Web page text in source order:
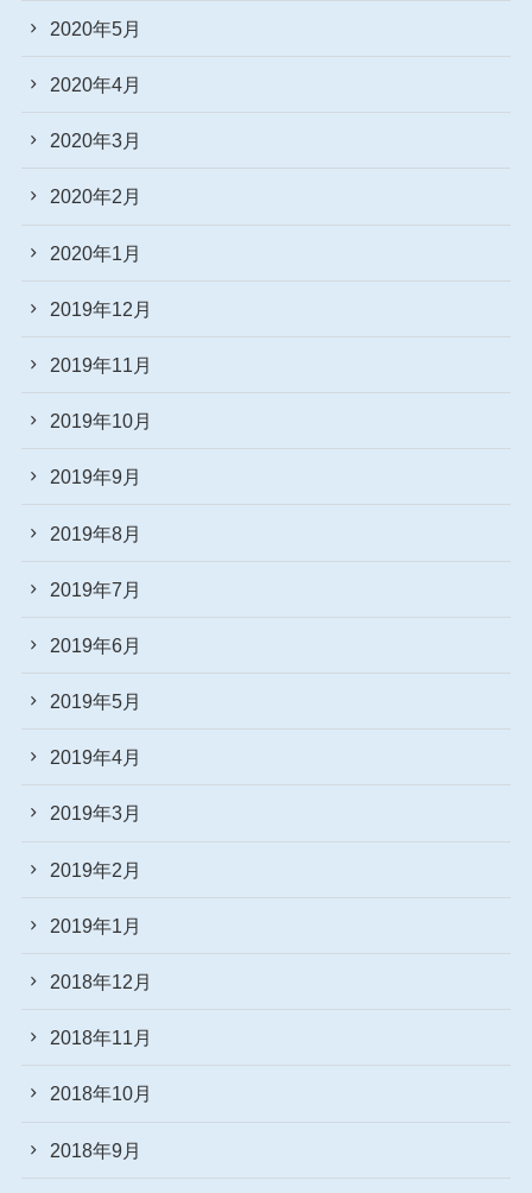
2020年5月
2020年4月
2020年3月
2020年2月
2020年1月
2019年12月
2019年11月
2019年10月
2019年9月
2019年8月
2019年7月
2019年6月
2019年5月
2019年4月
2019年3月
2019年2月
2019年1月
2018年12月
2018年11月
2018年10月
2018年9月